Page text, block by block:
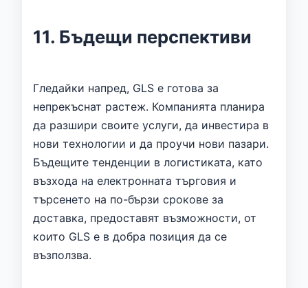
11. Бъдещи перспективи
Гледайки напред, GLS е готова за
непрекъснат растеж. Компанията планира
да разшири своите услуги, да инвестира в
нови технологии и да проучи нови пазари.
Бъдещите тенденции в логистиката, като
възхода на електронната търговия и
търсенето на по-бързи срокове за
доставка, предоставят възможности, от
които GLS е в добра позиция да се
възползва.